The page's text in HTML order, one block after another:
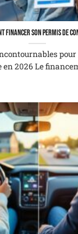
financer son permis de
en 2026 Le